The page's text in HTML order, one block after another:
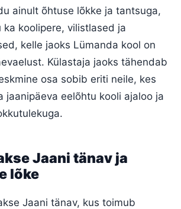
ainult õhtuse lõkke ja tantsuga,
koolipere, vilistlased ja
kelle jaoks Lümanda kool on
Külastaja jaoks tähendab
osa sobib eriti neile, kes
jaanipäeva eelõhtu kooli ajaloo ja
Jaani tänav ja
lõke
Jaani tänav, kus toimub